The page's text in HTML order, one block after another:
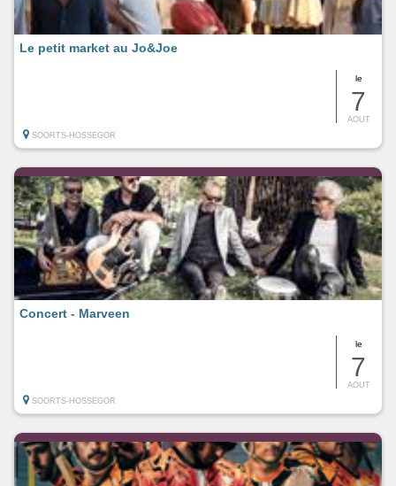
le
7
AOUT
Le petit market au Jo&Joe
SOORTS-HOSSEGOR
le
7
AOUT
Concert - Marveen
SOORTS-HOSSEGOR